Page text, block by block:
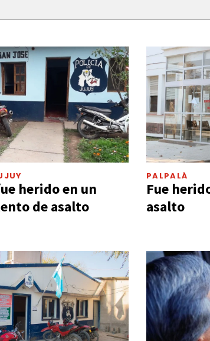
herido en un
de asalto
PALPALÁ
Fue
asalto